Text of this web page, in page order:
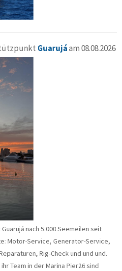
Guarujáam 08.08.2026
nach 5.000 Seemeilen seit
Motor-Service, Generator-Service,
Rig-Check und und und.
Team in der Marina Pier26 sind